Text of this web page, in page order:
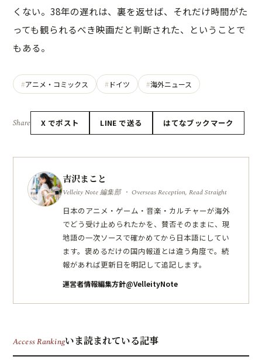
くない。38年の遅れは、裏を返せば、それだけ時間がた
っても観られるべき映画だと判断された、ということで
もある。
アニメ・コミックス ドイツ 海外ニュース
Share X でポスト LINE で送る はてなブックマーク
吉沢まこと
Velleity Note 編集部 ・ Overseas Reception, Read Straight
日本のアニメ・ゲーム・音楽・カルチャーが海外
でどう受け止められたかを、賛否そのままに、現
地語の一次ソースで確かめてから日本語にしてい
ます。褒めるだけの国内報道とは違う角度で。続
報があれば更新日を明記して追記します。
運営者情報編集方針@VelleityNote
Access Rankingいま読まれている記事